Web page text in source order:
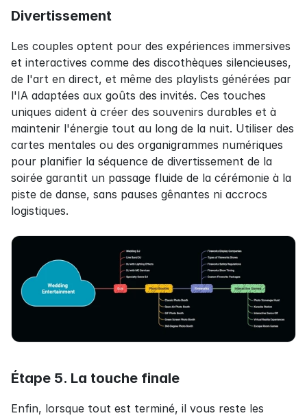
Divertissement
Les couples optent pour des expériences immersives
et interactives comme des discothèques silencieuses,
de l'art en direct, et même des playlists générées par
l'IA adaptées aux goûts des invités. Ces touches
uniques aident à créer des souvenirs durables et à
maintenir l'énergie tout au long de la nuit. Utiliser des
cartes mentales ou des organigrammes numériques
pour planifier la séquence de divertissement de la
soirée garantit un passage fluide de la cérémonie à la
piste de danse, sans pauses gênantes ni accrocs
logistiques.
Étape 5. La touche finale
Enfin, lorsque tout est terminé, il vous reste les